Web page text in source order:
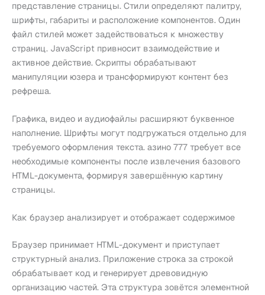
представление страницы. Стили определяют палитру,
шрифты, габариты и расположение компонентов. Один
файл стилей может задействоваться к множеству
страниц. JavaScript привносит взаимодействие и
активное действие. Скрипты обрабатывают
манипуляции юзера и трансформируют контент без
рефреша.
Графика, видео и аудиофайлы расширяют буквенное
наполнение. Шрифты могут подгружаться отдельно для
требуемого оформления текста. азино 777 требует все
необходимые компоненты после извлечения базового
HTML-документа, формируя завершённую картину
страницы.
Как браузер анализирует и отображает содержимое
Браузер принимает HTML-документ и приступает
структурный анализ. Приложение строка за строкой
обрабатывает код и генерирует древовидную
организацию частей. Эта структура зовётся элементной